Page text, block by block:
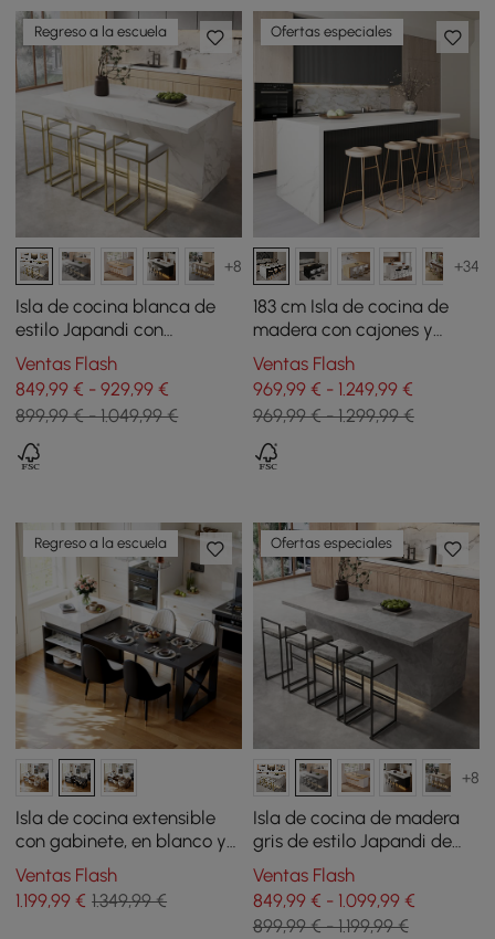
Regreso a la escuela
+8
Isla de cocina blanca de
estilo Japandi con
almacenamiento múltiple y
luz LED
Ventas Flash
849,99 € - 929,99 €
899,99 € - 1.049,99 €
Ofertas especiales
+34
183 cm Isla de cocina de
madera con cajones y
armarios, blanco y negro
Ventas Flash
969,99 € - 1.249,99 €
969,99 € - 1.299,99 €
Regreso a la escuela
Isla de cocina extensible
con gabinete, en blanco y
negro
Ventas Flash
1.199,99 € 1.349,99 €
Ofertas especiales
+8
Isla de cocina de madera
gris de estilo Japandi de
183 cm con iluminación
Ventas Flash
849,99 € - 1.099,99 €
899,99 € - 1.199,99 €